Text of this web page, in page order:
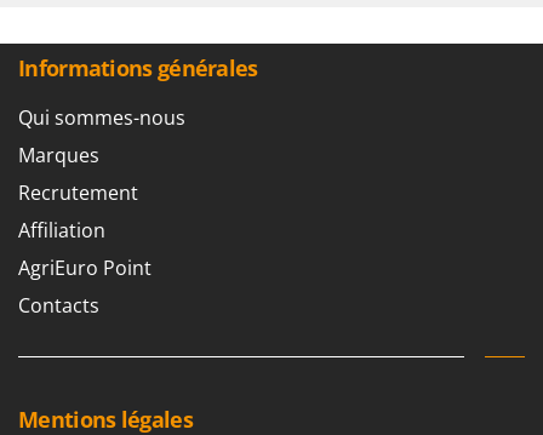
Paterlini
Pramac
Prismafood
R
R.G.V.
Rato
Reber
Ribimex
Informations générales
Qui sommes-nous
Marques
Recrutement
Affiliation
AgriEuro Point
Contacts
Mentions légales